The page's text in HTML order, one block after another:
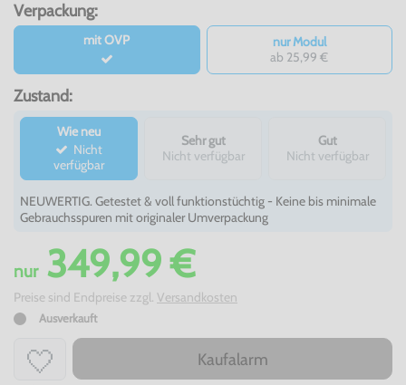
Verpackung:
mit OVP
nur Modul
ab 25,99 €
Zustand:
Wie neu
verfügbar
Sehr gut
Nicht verfügbar
Gut
Nicht verfügbar
NEUWERTIG. Getestet & voll funktionstüchtig - Keine bis minimale
Gebrauchsspuren mit originaler Umverpackung
nur349,99 €
Preise sind Endpreise zzgl. Versandkosten
Ausverkauft
Kaufalarm